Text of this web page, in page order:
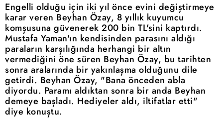
Engelli olduğu için iki yıl önce evini değiştirmeye
karar veren Beyhan Özay, 8 yıllık kuyumcu
komşusuna güvenerek 200 bin TL'sini kaptırdı.
Mustafa Yaman'ın kendisinden parasını aldığı
paraların karşılığında herhangi bir altın
vermediğini öne süren Beyhan Özay, bu tarihten
sonra aralarında bir yakınlaşma olduğunu dile
getirdi. Beyhan Özay, "Bana önceden abla
diyordu. Paramı aldıktan sonra bir anda Beyhan
demeye başladı. Hediyeler aldı, iltifatlar etti"
diye konuştu.